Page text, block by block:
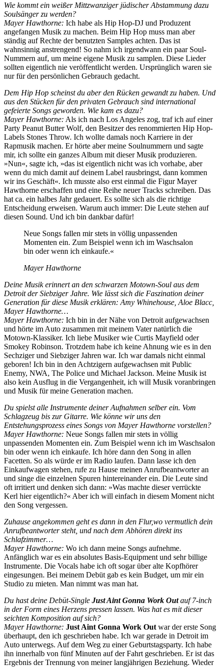
Wie kommt ein weißer Mittzwanziger jüdischer Abstammung dazu
Soulsänger zu werden?
Mayer Hawthorne: Ich habe als Hip Hop-DJ und Produzent
angefangen Musik zu machen. Beim Hip Hop muss man aber
ständig auf Rechte der benutzten Samples achten. Das ist
wahnsinnig anstrengend! So nahm ich irgendwann ein paar Soul-
Nummern auf, um meine eigene Musik zu samplen. Diese Lieder
sollten eigentlich nie veröffentlicht werden. Ursprünglich waren sie
nur für den persönlichen Gebrauch gedacht.
Dem Hip Hop scheinst du aber den Rücken gewandt zu haben. Und
aus den Stücken für den privaten Gebrauch sind international
gefeierte Songs geworden. Wie kam es dazu?
Mayer Hawthorne: Als ich nach Los Angeles zog, traf ich auf einer
Party Peanut Butter Wolf, den Besitzer des renommierten Hip Hop-
Labels Stones Throw. Ich wollte damals noch Karriere in der
Rapmusik machen. Er hörte aber meine Soulnummern und sagte
mir, ich sollte ein ganzes Album mit dieser Musik produzieren.
»Nun«, sagte ich, »das ist eigentlich nicht was ich vorhabe, aber
wenn du mich damit auf deinem Label rausbringst, dann kommen
wir ins Geschäft«. Ich musste also erst einmal die Figur Mayer
Hawthorne erschaffen und eine Reihe neuer Tracks schreiben. Das
hat ca. ein halbes Jahr gedauert. Es sollte sich als die richtige
Entscheidung erweisen. Warum auch immer: Die Leute stehen auf
diesen Sound. Und ich bin dankbar dafür!
Neue Songs fallen mir stets in völlig unpassenden
Momenten ein. Zum Beispiel wenn ich im Waschsalon
bin oder wenn ich einkaufe.«
Mayer Hawthorne
Deine Musik erinnert an den schwarzen Motown-Soul aus dem
Detroit der Siebziger Jahre. Wie lässt sich die Faszination deiner
Generation für diese Musik erklären: Amy Whinehouse, Aloe Blacc,
Mayer Hawthorne…
Mayer Hawthorne: Ich bin in der Nähe von Detroit aufgewachsen
und hörte im Auto zusammen mit meinem Vater natürlich die
Motown-Klassiker. Ich liebe Musiker wie Curtis Mayfield oder
Smokey Robinson. Trotzdem habe ich keine Ahnung wie es in den
Sechziger und Siebziger Jahren war. Ich war damals nicht einmal
geboren! Ich bin in den Achtzigern aufgewachsen mit Public
Enemy, NWA, The Police und Michael Jackson. Meine Musik ist
also kein Ausflug in die Vergangenheit, ich will Musik voranbringen
und Musik für meine Generation machen.
Du spielst alle Instrumente deiner Aufnahmen selber ein. Vom
Schlagzeug bis zur Gitarre. Wie könne wir uns den
Entstehungsprozess eines Songs von Mayer Hawthorne vorstellen?
Mayer Hawthorne: Neue Songs fallen mir stets in völlig
unpassenden Momenten ein. Zum Beispiel wenn ich im Waschsalon
bin oder wenn ich einkaufe. Ich höre dann den Song in allen
Facetten. So als würde er im Radio laufen. Dann lasse ich den
Einkaufwagen stehen, rufe zu Hause meinen Anrufbeantworter an
und singe die einzelnen Spuren hintereinander ein. Die Leute sind
oft irritiert und denken sich dann: »Was machte dieser verrückte
Kerl hier eigentlich?« Aber ich will einfach in diesem Moment nicht
den Song vergessen.
Zuhause angekommen geht es dann in den Flur,wo vermutlich dein
Anrufbeantworter steht, und nach dem Abhören direkt ins
Schlafzimmer…
Mayer Hawthorne: Wo ich dann meine Songs aufnehme.
Anfänglich war es ein absolutes Basis-Equipment und sehr billige
Instrumente. Die Vocals habe ich oft sogar über alte Kopfhörer
eingesungen. Bei meinem Debüt gab es kein Budget, um mir ein
Studio zu mieten. Man nimmt was man hat.
Du hast deine Debüt-Single Just Aint Gonna Work Outauf 7-inch
in der Form eines Herzens pressen lassen. Was hat es mit dieser
seichten Komposition auf sich?
Mayer Hawthorne: Just Aint Gonna Work Out war der erste Song
überhaupt, den ich geschrieben habe. Ich war gerade in Detroit im
Auto unterwegs. Auf dem Weg zu einer Geburtstagsparty. Ich habe
ihn innerhalb von fünf Minuten auf der Fahrt geschrieben. Er ist das
Ergebnis der Trennung von meiner langjährigen Beziehung. Wieder